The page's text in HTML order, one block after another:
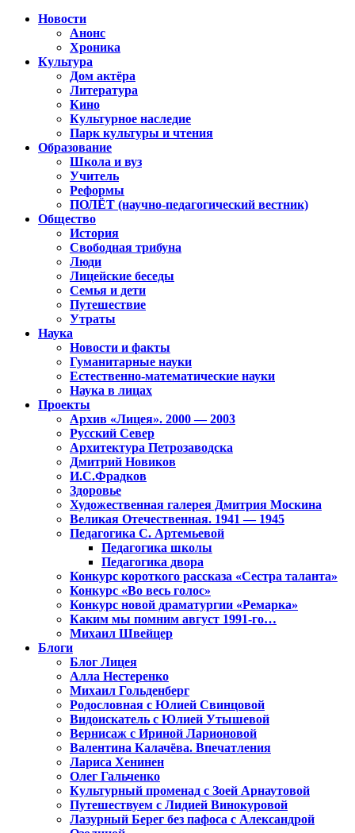
Новости
Анонс
Хроника
Культура
Дом актёра
Литература
Кино
Культурное наследие
Парк культуры и чтения
Образование
Школа и вуз
Учитель
Реформы
ПОЛЁТ (научно-педагогический вестник)
Общество
История
Свободная трибуна
Люди
Лицейские беседы
Семья и дети
Путешествие
Утраты
Наука
Новости и факты
Гуманитарные науки
Естественно-математические науки
Наука в лицах
Проекты
Архив «Лицея». 2000 — 2003
Русский Север
Архитектура Петрозаводска
Дмитрий Новиков
И.С.Фрадков
Здоровье
Художественная галерея Дмитрия Москина
Великая Отечественная. 1941 — 1945
Педагогика С. Артемьевой
Педагогика школы
Педагогика двора
Конкурс короткого рассказа «Сестра таланта»
Конкурс «Во весь голос»
Конкурс новой драматургии «Ремарка»
Каким мы помним август 1991-го…
Михаил Швейцер
Блоги
Блог Лицея
Алла Нестеренко
Михаил Гольденберг
Родословная с Юлией Свинцовой
Видоискатель с Юлией Утышевой
Вернисаж с Ириной Ларионовой
Валентина Калачёва. Впечатления
Лариса Хенинен
Олег Гальченко
Культурный променад с Зоей Арнаутовой
Путешествуем с Лидией Винокуровой
Лазурный Берег без пафоса с Александрой